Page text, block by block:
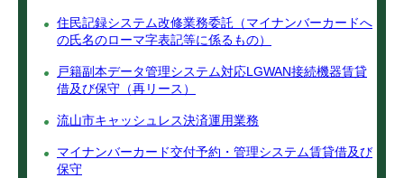
住民記録システム改修業務委託（マイナンバーカードへ
の氏名のローマ字表記等に係るもの）
戸籍副本データ管理システム対応LGWAN接続機器賃貸
借及び保守（再リース）
流山市キャッシュレス決済運用業務
マイナンバーカード交付予約・管理システム賃貸借及び
保守